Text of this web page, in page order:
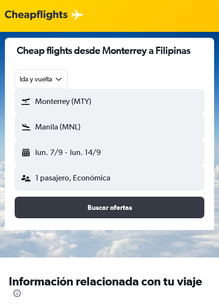
Cheap flights desde Monterrey a Filipinas
Ida y vuelta
Monterrey (MTY)
Manila (MNL)
lun. 7/9 - lun. 14/9
1 pasajero, Económica
Buscar ofertas
Información relacionada con tu viaje